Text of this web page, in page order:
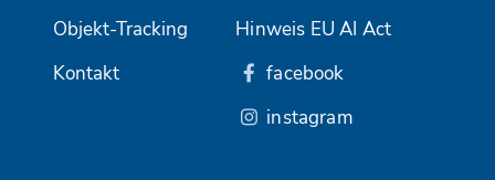
Objekt-Tracking
Kontakt
Hinweis EU AI Act
facebook
instagram